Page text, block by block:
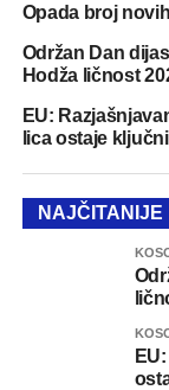
Opada broj
Održan Dan
Hodža ličnost
EU:
lica ostaje
NAJČITANIJE